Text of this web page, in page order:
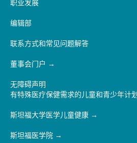
职业发展
编辑部
联系方式和常见问题解答
董事会门户
无障碍声明
有特殊医疗保健需求的儿童和青少年计划
斯坦福大学医学儿童健康
斯坦福医学院